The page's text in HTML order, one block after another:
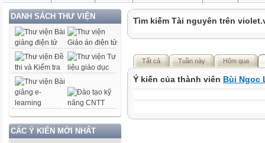
DANH SÁCH THƯ VIỆN
CÁC Ý KIẾN MỚI NHẤT
Tìm kiếm Tài nguyên trên
Tất cả Tuần này Hôm qua
Ý kiến của thành viên Bùi Ngoc